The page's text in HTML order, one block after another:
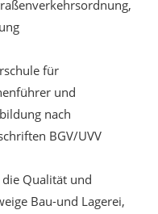
für
und
nach
BGV/UVV
Qualität und
Bau-und Lagerei,